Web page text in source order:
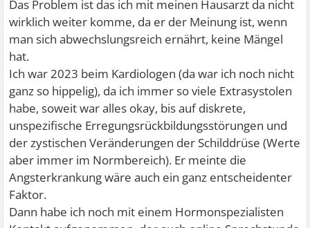
Das Problem ist das ich mit meinen Hausarzt da nicht
wirklich weiter komme, da er der Meinung ist, wenn
man sich abwechslungsreich ernährt, keine Mängel
hat.
Ich war 2023 beim Kardiologen (da war ich noch nicht
ganz so hippelig), da ich immer so viele Extrasystolen
habe, soweit war alles okay, bis auf diskrete,
unspezifische Erregungsrückbildungsstörungen und
der zystischen Veränderungen der Schilddrüse (Werte
aber immer im Normbereich). Er meinte die
Angsterkrankung wäre auch ein ganz entscheidenter
Faktor.
Dann habe ich noch mit einem Hormonspezialisten